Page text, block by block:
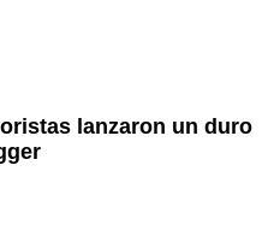
lanzaron un duro